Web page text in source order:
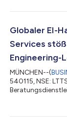
bekannt, um die
Prozesse und die
Globaler EI-
Services
Engineering-
MÜNCHEN--(
540115, NSE:
dieser Art, der